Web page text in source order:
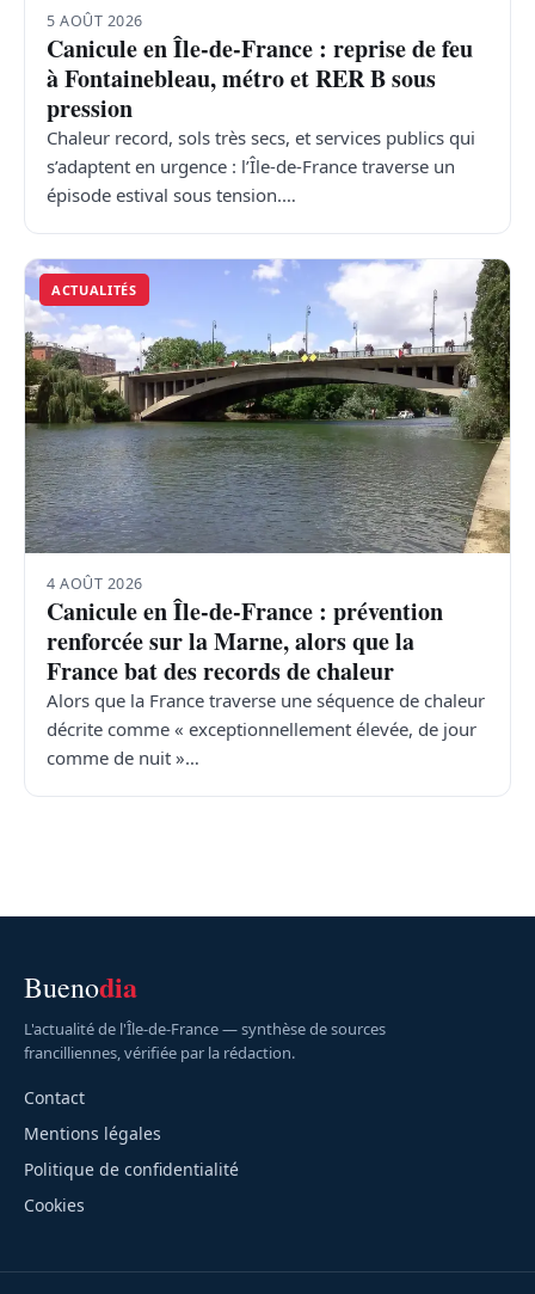
5 AOÛT 2026
Canicule en Île-de-France : reprise de feu
à Fontainebleau, métro et RER B sous
pression
Chaleur record, sols très secs, et services publics qui
s’adaptent en urgence : l’Île-de-France traverse un
épisode estival sous tension.…
ACTUALITÉS
4 AOÛT 2026
Canicule en Île-de-France : prévention
renforcée sur la Marne, alors que la
France bat des records de chaleur
Alors que la France traverse une séquence de chaleur
décrite comme « exceptionnellement élevée, de jour
comme de nuit »…
Buenodia
L'actualité de l'Île-de-France — synthèse de sources
francilliennes, vérifiée par la rédaction.
Contact
Mentions légales
Politique de confidentialité
Cookies